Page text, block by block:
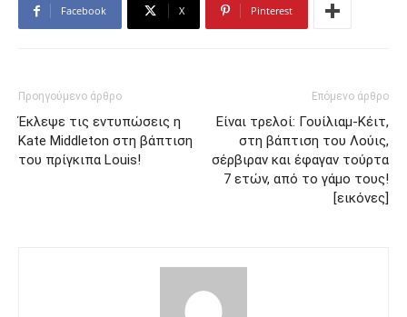
Facebook X Pinterest
Προηγούμενο άρθρο
Έκλεψε τις εντυπώσεις η
Kate Middleton στη βάπτιση
του πρίγκιπα Louis!
Επόμενο άρθρο
Είναι τρελοί: Γουίλιαμ-Κέιτ,
στη βάπτιση του Λούις,
σέρβιραν και έφαγαν τούρτα
7 ετών, από το γάμο τους!
[εικόνες]